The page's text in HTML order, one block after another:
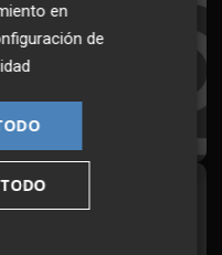
Boletín
hora en tu email
redes
medio
en
de